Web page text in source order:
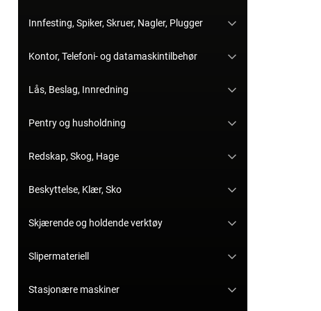
Innfesting, Spiker, Skruer, Nagler, Plugger
Kontor, Telefoni- og datamaskintilbehør
Lås, Beslag, Innredning
Pentry og husholdning
Redskap, Skog, Hage
Beskyttelse, Klær, Sko
Skjærende og holdende verktøy
Slipermateriell
Stasjonære maskiner